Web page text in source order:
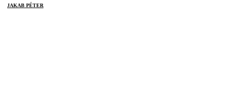
JAKAB PÉTER